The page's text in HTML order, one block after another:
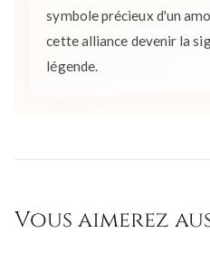
symbole précieux d'un
cette alliance devenir la
légende.
Vous aimerez